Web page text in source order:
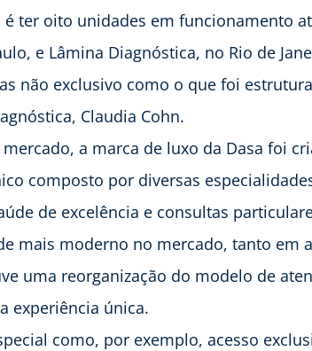
ter oito unidades em funcionamento
e Lâmina Diagnóstica, no Rio de
não exclusivo como o que foi
Claudia Cohn.
a marca de luxo da Dasa foi
composto por diversas
de excelência e consultas
mais moderno no mercado, tanto em
uma reorganização do modelo de
experiência única.
como, por exemplo, acesso